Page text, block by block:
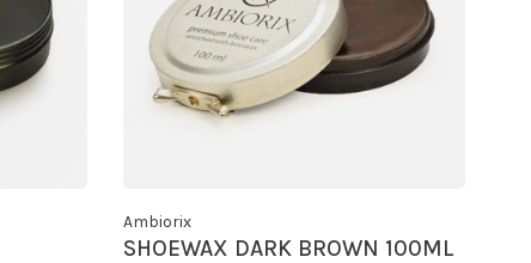
Ambiorix
SHOEWAX DARK BROWN 100ML